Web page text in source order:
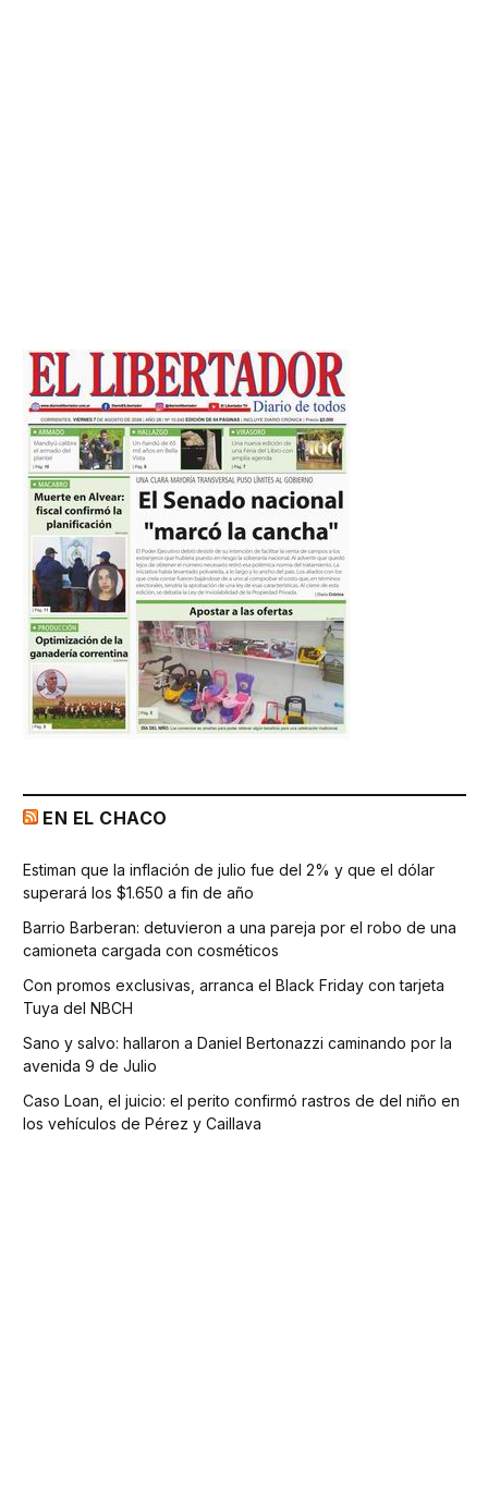
EN EL CHACO
Estiman que la inflación de julio fue del 2% y que el dólar
superará los $1.650 a fin de año
Barrio Barberan: detuvieron a una pareja por el robo de una
camioneta cargada con cosméticos
Con promos exclusivas, arranca el Black Friday con tarjeta
Tuya del NBCH
Sano y salvo: hallaron a Daniel Bertonazzi caminando por la
avenida 9 de Julio
Caso Loan, el juicio: el perito confirmó rastros de del niño en
los vehículos de Pérez y Caillava